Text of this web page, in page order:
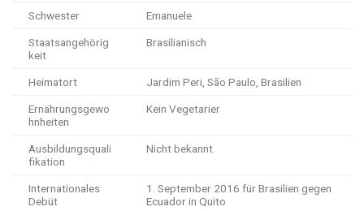
Schwester Emanuele
Staatsangehörig
keit
Brasilianisch
Heimatort Jardim Peri, São Paulo, Brasilien
Ernährungsgewo
hnheiten
Kein Vegetarier
Ausbildungsquali
fikation
Nicht bekannt
Internationales
Debüt
1. September 2016 für Brasilien gegen
Ecuador in Quito